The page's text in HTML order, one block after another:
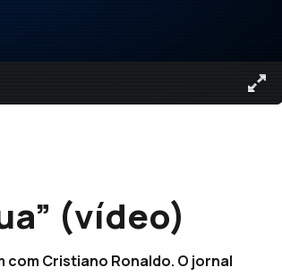
(vídeo)
com Cristiano Ronaldo. O jornal